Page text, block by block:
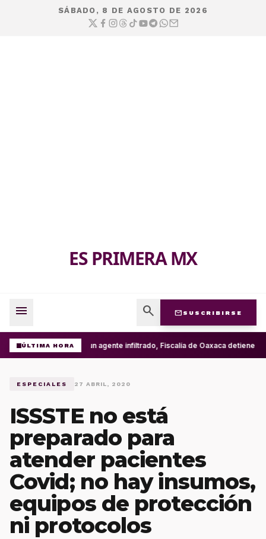
SÁBADO, 8 DE AGOSTO DE 2026
ES PRIMERA MX
menu search mail SUSCRIBIRSE
ÚLTIMA HORACon un agente infiltrado, Fiscalía de Oaxaca detiene
ESPECIALES 27 ABRIL, 2020
ISSSTE no está
preparado para
atender pacientes
Covid; no hay insumos,
equipos de protección
ni protocolos